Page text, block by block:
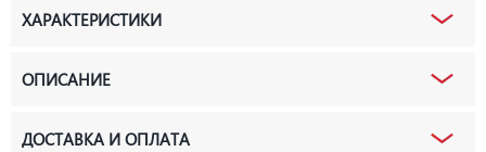
ХАРАКТЕРИСТИКИ
ОПИСАНИЕ
ДОСТАВКА И ОПЛАТА